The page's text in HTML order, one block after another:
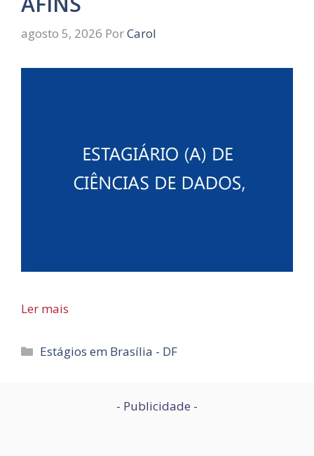
agosto 5, 2026 PorCarol
Ler mais
Categorias
Estágios em Brasília - DF
- Publicidade -